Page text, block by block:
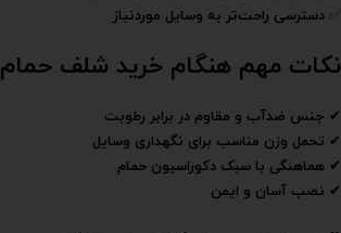
✅ دسترسی راحت‌تر به وسایل موردنیاز
نکات مهم هنگام خرید شلف حمام
✔ جنس ضدآب و مقاوم در برابر رطوبت
✔ تحمل وزن مناسب برای نگهداری وسایل
✔ هماهنگی با سبک دکوراسیون حمام
✔ نصب آسان و ایمن